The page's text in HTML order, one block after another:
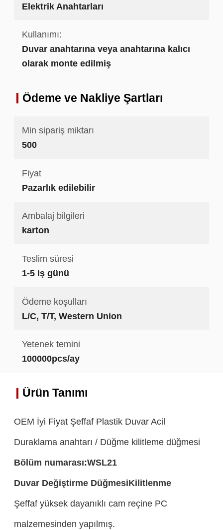
Elektrik Anahtarları
Kullanımı:
Duvar anahtarına veya anahtarına kalıcı
olarak monte edilmiş
Ödeme ve Nakliye Şartları
Min sipariş miktarı
500
Fiyat
Pazarlık edilebilir
Ambalaj bilgileri
karton
Teslim süresi
1-5 iş günü
Ödeme koşulları
L/C, T/T, Western Union
Yetenek temini
100000pcs/ay
Ürün Tanımı
OEM İyi Fiyat Şeffaf Plastik Duvar Acil
Duraklama anahtarı / Düğme kilitleme düğmesi
Bölüm numarası:WSL21
Duvar Değiştirme DüğmesiKilitlenme
Şeffaf yüksek dayanıklı cam reçine PC
malzemesinden yapılmış.